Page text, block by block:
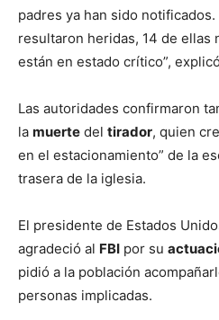
padres ya han sido notificados.
resultaron heridas, 14 de ellas
están en estado crítico”,
Las autoridades confirmaron
la muerte del tirador, quien
en el estacionamiento” de la
trasera de la iglesia.
El presidente de Estados
agradeció al FBI por su
pidió a la población
personas implicadas.